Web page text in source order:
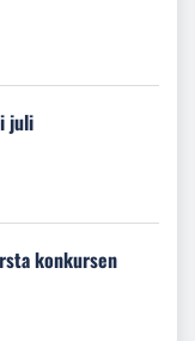
juli
konkursen